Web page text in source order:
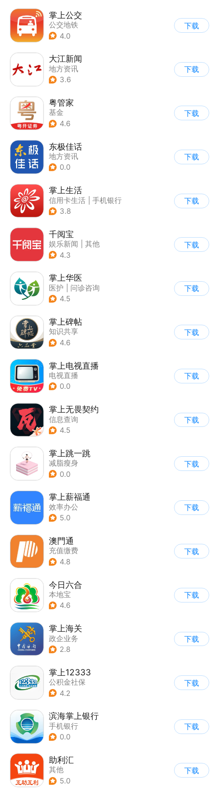
掌上公交
公交地铁
4.0
下载
大江新闻
地方资讯
3.6
下载
粤管家
基金
4.6
下载
东极佳话
地方资讯
0.0
下载
掌上生活
信用卡生活
手机银行
3.8
下载
千阅宝
娱乐新闻
其他
| 业务咨询办理
4.3
下载
掌上华医
医护
问诊咨询
4.5
下载
掌上碑帖
知识共享
4.6
下载
掌上电视直播
电视直播
0.0
下载
掌上无畏契约
信息查询
4.5
下载
掌上跳一跳
减脂瘦身
0.0
下载
掌上薪福通
效率办公
5.0
下载
澳門通
充值缴费
4.8
下载
今日六合
本地宝
4.6
下载
掌上海关
政企业务
2.8
下载
掌上12333
公积金社保
4.2
下载
滨海掌上银行
手机银行
0.0
下载
助利汇
其他
5.0
下载